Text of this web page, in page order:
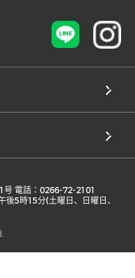
電話：0266-72-2101
5時15分(土曜日、日曜日、